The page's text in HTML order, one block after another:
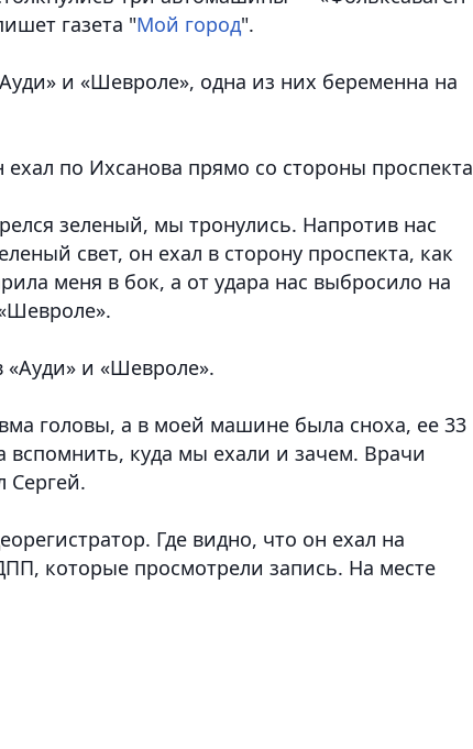
газета "Мой город".
и «Шевроле», одна из них беременна на
по Ихсанова прямо со стороны проспекта
зеленый, мы тронулись. Напротив нас
свет, он ехал в сторону проспекта, как
меня в бок, а от удара нас выбросило на
«Ауди» и «Шевроле».
головы, а в моей машине была сноха, ее 33
куда мы ехали и зачем. Врачи
Сергей.
Где видно, что он ехал на
которые просмотрели запись. На месте